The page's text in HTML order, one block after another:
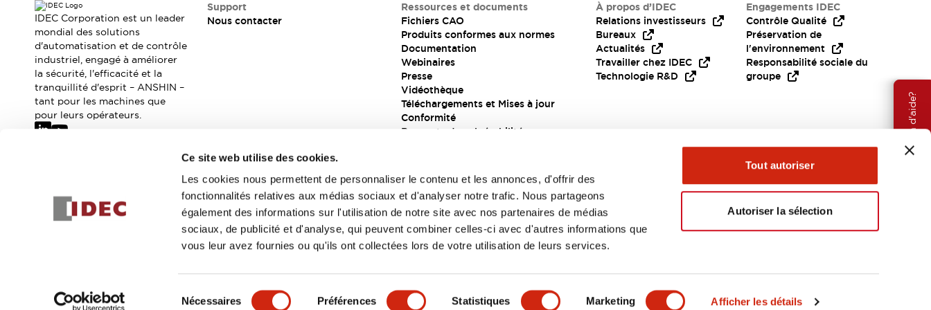
Ce site web utilise des cookies.
Les cookies nous permettent de personnaliser le contenu et les annonces, d'offrir des
fonctionnalités relatives aux médias sociaux et d'analyser notre trafic. Nous partageons
également des informations sur l'utilisation de notre site avec nos partenaires de médias
sociaux, de publicité et d'analyse, qui peuvent combiner celles-ci avec d'autres informations que
vous leur avez fournies ou qu'ils ont collectées lors de votre utilisation de leurs services.
Nécessaires Préférences Statistiques Marketing Afficher les détails
Tout autoriser
Autoriser la sélection
Où acheter
Distributeurs en ligne
Besoin d'aide?
DÉTAILS DU PRODUIT CARACTÉRISTIQUES CLÉS SPÉCIFICATIONS DOCUMENTS ET FICHIERS
IDEC Corporation est un leader
mondial des solutions
d'automatisation et de contrôle
industriel, engagé à améliorer
la sécurité, l'efficacité et la
tranquillité d'esprit – ANSHIN –
tant pour les machines que
pour leurs opérateurs.
Support
Nous contacter
Ressources et documents
Fichiers CAO
Produits conformes aux normes
Documentation
Webinaires
Presse
Vidéothèque
Téléchargements et Mises à jour
Conformité
Rapports de vulnérabilité
À propos d’IDEC
Relations investisseurs
Bureaux
Actualités
Travailler chez IDEC
Technologie R&D
Engagements IDEC
Contrôle Qualité
Préservation de
l'environnement
Responsabilité sociale du
groupe
Inscrivez-vous
Politique de confidentialitéConditions générales EMEA